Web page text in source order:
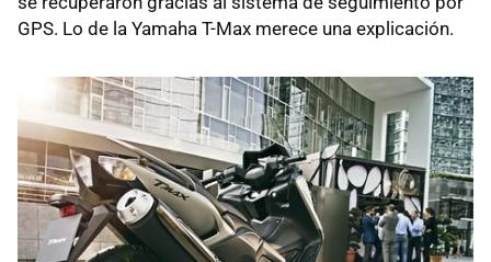
GPS. Lo de la Yamaha T-Max merece una explicación.